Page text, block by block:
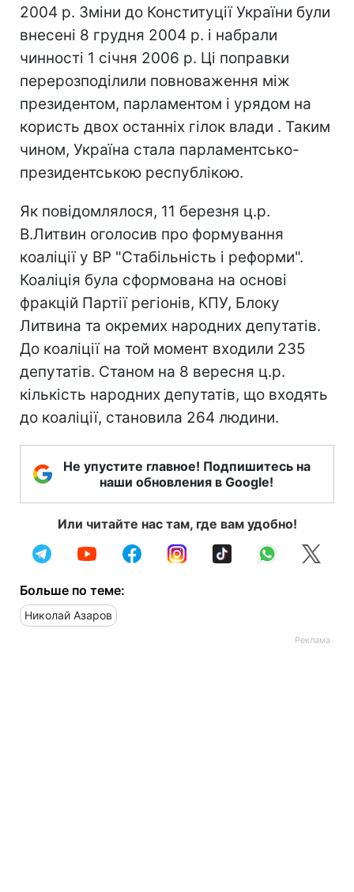
2004 р. Зміни до Конституції України були
внесені 8 грудня 2004 р. і набрали
чинності 1 січня 2006 р. Ці поправки
перерозподілили повноваження між
президентом, парламентом і урядом на
користь двох останніх гілок влади . Таким
чином, Україна стала парламентсько-
президентською республікою.
Як повідомлялося, 11 березня ц.р.
В.Литвин оголосив про формування
коаліції у ВР "Стабільність і реформи".
Коаліція була сформована на основі
фракцій Партії регіонів, КПУ, Блоку
Литвина та окремих народних депутатів.
До коаліції на той момент входили 235
депутатів. Станом на 8 вересня ц.р.
кількість народних депутатів, що входять
до коаліції, становила 264 людини.
Не упустите главное! Подпишитесь на
наши обновления в Google!
Или читайте нас там, где вам удобно!
Больше по теме:
Николай Азаров